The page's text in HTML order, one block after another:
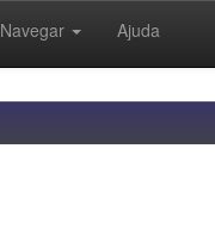
Navegar Ajuda